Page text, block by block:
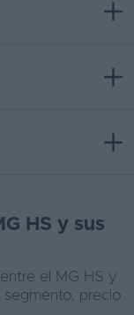
HS y sus
el MG HS y
segmento, precio